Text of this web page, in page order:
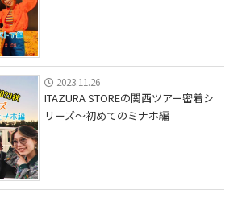
2023.11.26
ITAZURA STOREの関西ツアー密着シ
リーズ〜初めてのミナホ編